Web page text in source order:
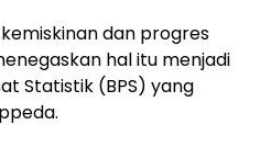
dan progres
hal itu menjadi
Statistik (BPS) yang